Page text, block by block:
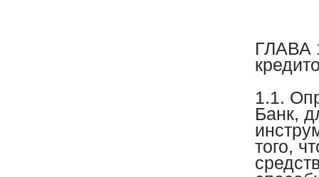
ГЛАВА
1.1.
Банк,
того,